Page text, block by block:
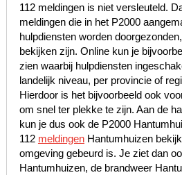
112 meldingen is niet versleuteld.
meldingen die in het P2000
hulpdiensten worden
bekijken zijn. Online kun je
zien waarbij hulpdiensten
landelijk niveau, per provincie of
Hierdoor is het bijvoorbeeld ook
om snel ter plekke te zijn. Aan de
kun je dus ook de P2000
112 meldingenHantumhuizen
omgeving gebeurd is. Je ziet dan
Hantumhuizen, de brandweer